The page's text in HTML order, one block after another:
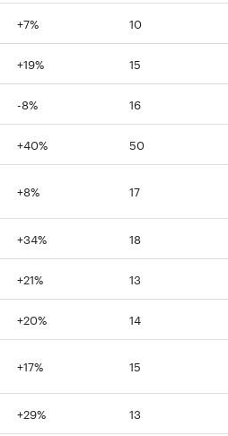
+7% 10
+19% 15
-8% 16
+40% 50
+8% 17
+34% 18
+21% 13
+20% 14
+17% 15
+29% 13